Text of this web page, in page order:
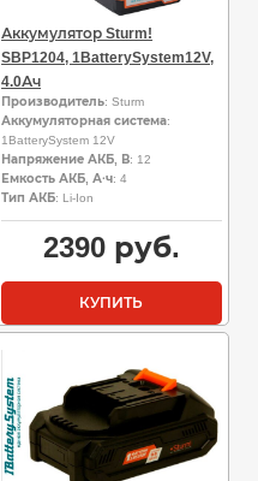
Аккумулятор Sturm!
SBP1204, 1BatterySystem12V,
4.0Ач
Производитель: Sturm
Аккумуляторная система:
1BatterySystem 12V
Напряжение АКБ, В: 12
Емкость АКБ, А·ч: 4
Тип АКБ: Li-Ion
2390руб.
КУПИТЬ